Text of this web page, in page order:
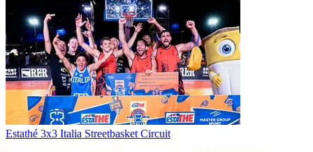
Estathé 3x3 Italia Streetbasket Circuit